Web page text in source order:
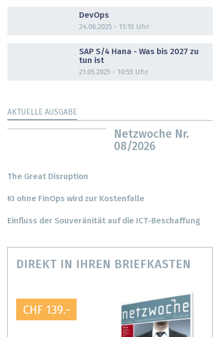
DevOps
24.06.2025 - 11:15 Uhr
SAP S/4 Hana - Was bis 2027 zu
tun ist
21.05.2025 - 10:55 Uhr
AKTUELLE AUSGABE
Netzwoche Nr.
08/2026
The Great Disruption
KI ohne FinOps wird zur Kostenfalle
Einfluss der Souveränität auf die ICT-Beschaffung
DIREKT IN IHREN BRIEFKASTEN
CHF 139.-